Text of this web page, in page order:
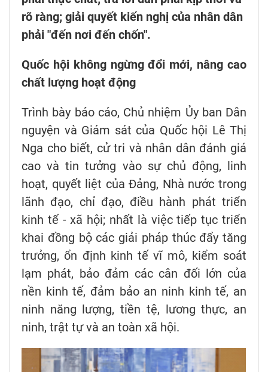
rõ ràng; giải quyết kiến nghị của nhân dân
phải "đến nơi đến chốn".
Quốc hội không ngừng đổi mới, nâng cao
chất lượng hoạt động
Trình bày báo cáo, Chủ nhiệm Ủy ban Dân
nguyện và Giám sát của Quốc hội Lê Thị
Nga cho biết, cử tri và nhân dân đánh giá
cao và tin tưởng vào sự chủ động, linh
hoạt, quyết liệt của Đảng, Nhà nước trong
lãnh đạo, chỉ đạo, điều hành phát triển
kinh tế - xã hội; nhất là việc tiếp tục triển
khai đồng bộ các giải pháp thúc đẩy tăng
trưởng, ổn định kinh tế vĩ mô, kiểm soát
lạm phát, bảo đảm các cân đối lớn của
nền kinh tế, đảm bảo an ninh kinh tế, an
ninh năng lượng, tiền tệ, lương thực, an
ninh, trật tự và an toàn xã hội.